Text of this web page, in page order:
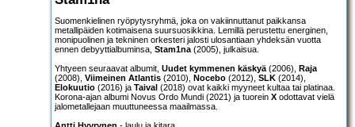
Suomenkielinen ryöpytysryhmä, joka on vakiinnuttanut paikkansa
metallipäiden kotimaisena suursuosikkina. Lemillä perustettu energinen,
monipuolinen ja tekninen orkesteri jalosti ulosantiaan yhdeksän vuotta
ennen debyyttialbuminsa, Stam1na (2005), julkaisua.
Yhtyeen seuraavat albumit, Uudet kymmenen käskyä (2006),
Raja
(2008), Viimeinen Atlantis (2010), Nocebo (2012), SLK (2014),
Elokuutio (2016) ja Taival (2018) ovat kaikki myyneet kultaa tai platinaa.
Korona-ajan albumi Novus Ordo Mundi (2021) ja tuorein X odottavat vielä
jalometallejaan muuttuneessa maailmassa.